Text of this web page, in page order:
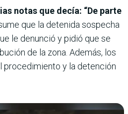
notas que decía: “De parte
que la detenida sospecha
le denunció y pidió que se
de la zona. Además, los
y la detención